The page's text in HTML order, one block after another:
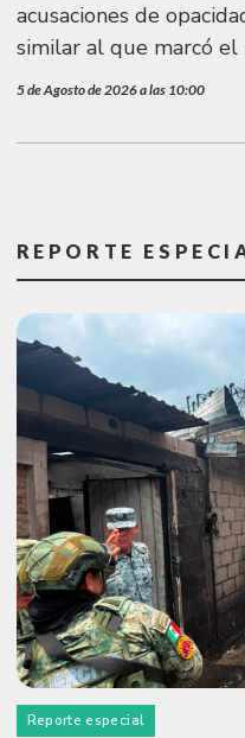
acusaciones de
similar al que marcó
5 de Agosto de 2026 a las 10:00
REPORTE
Reporte especial